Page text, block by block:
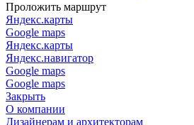
Проложить маршрут
Яндекс.карты
Google maps
Яндекс.карты
Яндекс.навигатор
Google maps
Google maps
Закрыть
О компании
Дизайнерам и архитекторам